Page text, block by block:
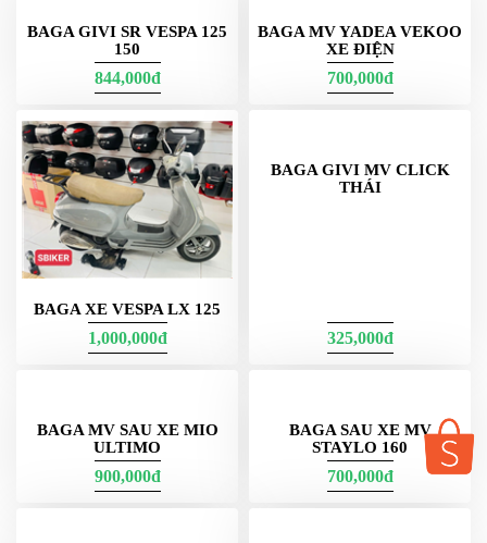
BAGA GIVI SR VESPA 125
150
844,000đ
BAGA MV YADEA VEKOO
XE ĐIỆN
700,000đ
BAGA XE VESPA LX 125
1,000,000đ
BAGA GIVI MV CLICK
THÁI
325,000đ
BAGA MV SAU XE MIO
ULTIMO
900,000đ
BAGA SAU XE MV
STAYLO 160
700,000đ